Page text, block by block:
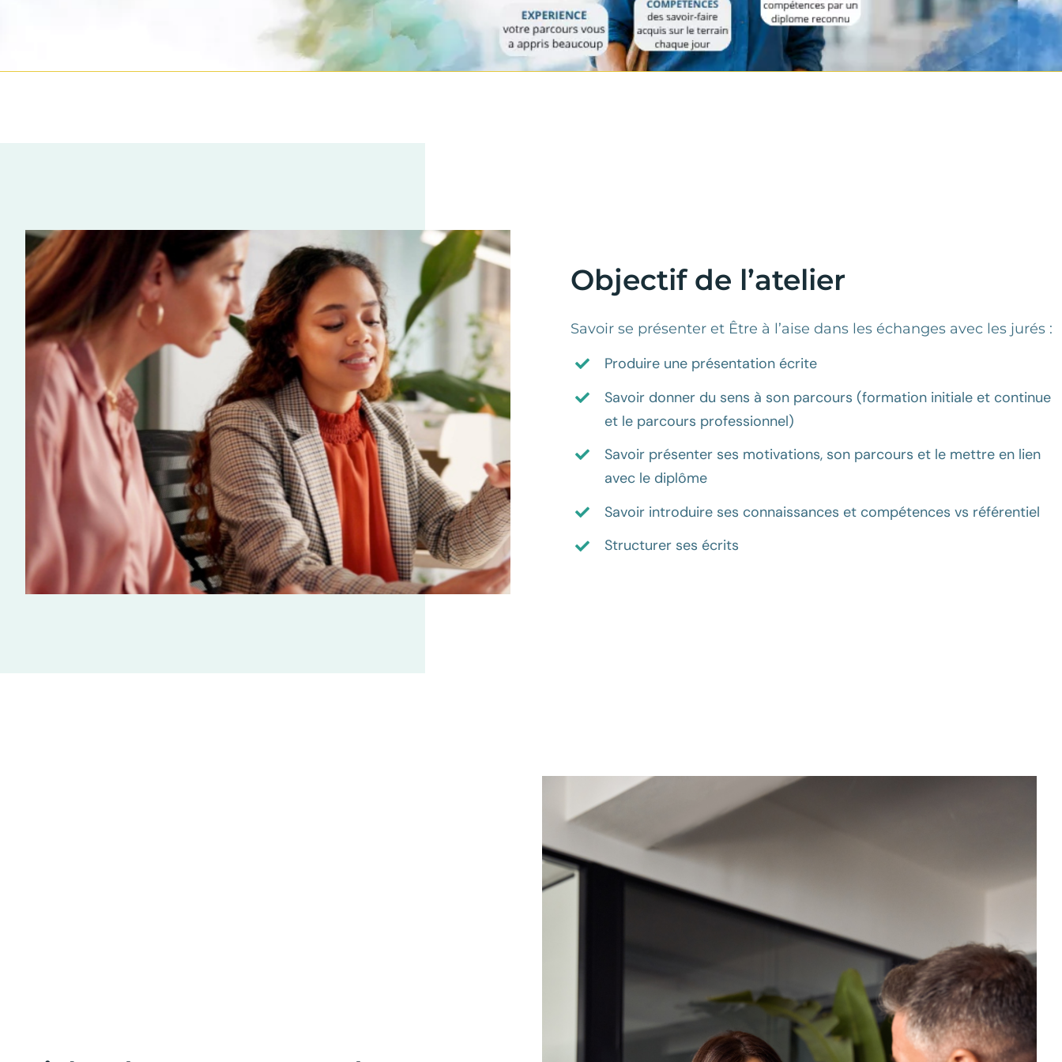
Objectif de l’atelier
Savoir se présenter et Être à l’aise dans les échanges avec les jurés :
Produire une présentation écrite
Savoir donner du sens à son parcours (formation initiale et continue
et le parcours professionnel)
Savoir présenter ses motivations, son parcours et le mettre en lien
avec le diplôme
Savoir introduire ses connaissances et compétences vs référentiel
Structurer ses écrits